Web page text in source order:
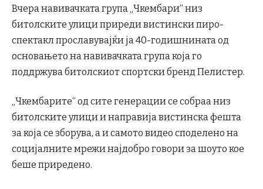
Вчера навивачката група „Чкембари“ низ
битолските улици приреди вистински пиро-
спектакл прославувајќи ја 40-годишнината од
основањето на навивачката група која го
поддржува битолскиот спортски бренд Пелистер.
„Чкембарите“ од сите генерации се собраа низ
битолските улици и направија вистинска фешта
за која се зборува, а и самото видео споделено на
социјалните мрежи најдобро говори за шоуто кое
беше приредено.